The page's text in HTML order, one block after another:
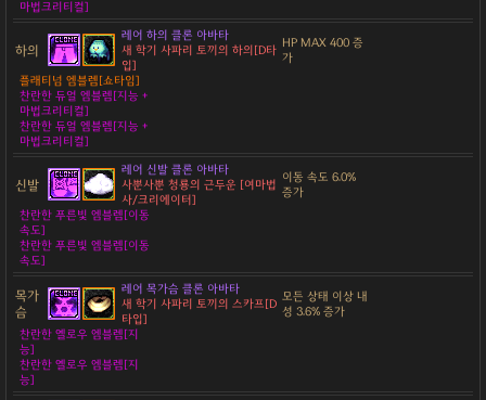
마법크리티컬]
하의
레어 하의 클론 아바타
새 학기 사파리 토끼의 하의[D타
입]
HP MAX 400 증
가
플래티넘 엠블렘[쇼타임]
찬란한 듀얼 엠블렘[지능 +
마법크리티컬]
찬란한 듀얼 엠블렘[지능 +
마법크리티컬]
신발
레어 신발 클론 아바타
사뿐사뿐 청룡의 근두운 [여마법
사/크리에이터]
이동 속도 6.0%
증가
찬란한 푸른빛 엠블렘[이동
속도]
찬란한 푸른빛 엠블렘[이동
속도]
목가
슴
레어 목가슴 클론 아바타
새 학기 사파리 토끼의 스카프[D
타입]
모든 상태 이상 내
성 3.6% 증가
찬란한 옐로우 엠블렘[지
능]
찬란한 옐로우 엠블렘[지
능]